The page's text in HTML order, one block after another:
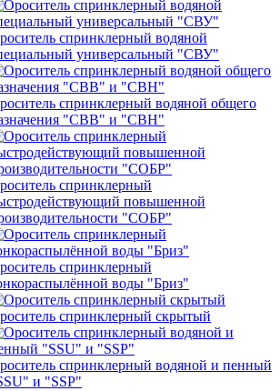
спринклерный водяной
универсальный "СВУ"
спринклерный водяной общего
"СВВ" и "СВН"
спринклерный
повышенной
"СОБР"
спринклерный
воды "Бриз"
спринклерный скрытый
спринклерный водяной и пенный
и "SSP"